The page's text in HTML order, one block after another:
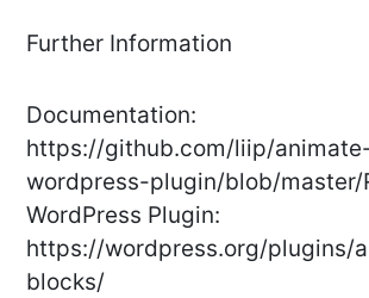
Further Information
Documentation:
https://github.com/liip/
wordpress-plugin/blob/master/
WordPress Plugin:
https://wordpress.org/plugins/
blocks/